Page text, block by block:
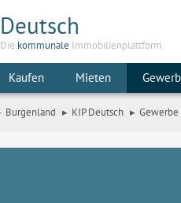
Deutsch
Die kommunale Immobilienplattform
Kaufen Mieten
Burgenland KIP Deutsch Gewerbe